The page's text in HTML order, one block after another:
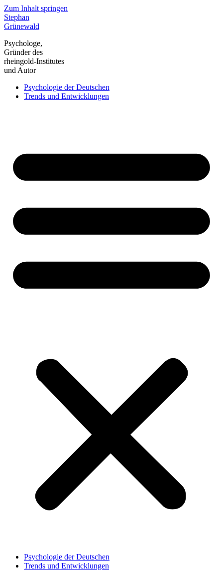
Zum Inhalt springen
Stephan
Grünewald
Psychologe,
Gründer des
rheingold-Institutes
und Autor
Psychologie der Deutschen
Trends und Entwicklungen
Psychologie der Deutschen
Trends und Entwicklungen